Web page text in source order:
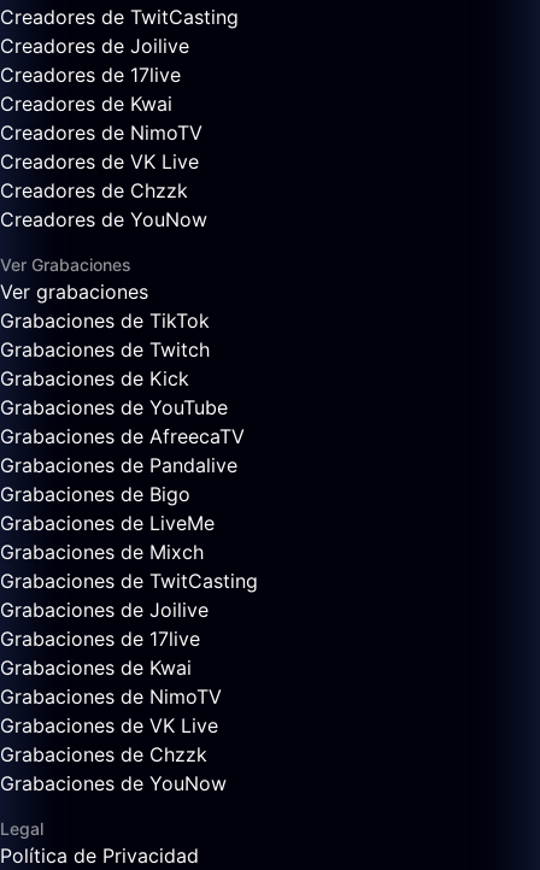
Creadores de TwitCasting
Creadores de Joilive
Creadores de 17live
Creadores de Kwai
Creadores de NimoTV
Creadores de VK Live
Creadores de Chzzk
Creadores de YouNow
Ver Grabaciones
Ver grabaciones
Grabaciones de TikTok
Grabaciones de Twitch
Grabaciones de Kick
Grabaciones de YouTube
Grabaciones de AfreecaTV
Grabaciones de Pandalive
Grabaciones de Bigo
Grabaciones de LiveMe
Grabaciones de Mixch
Grabaciones de TwitCasting
Grabaciones de Joilive
Grabaciones de 17live
Grabaciones de Kwai
Grabaciones de NimoTV
Grabaciones de VK Live
Grabaciones de Chzzk
Grabaciones de YouNow
Legal
Política de Privacidad